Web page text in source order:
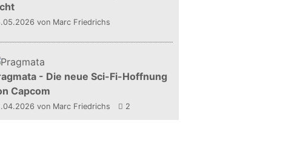
von Marc Friedrichs
- Die neue Sci-Fi-Hoffnung
Capcom
von Marc Friedrichs 2